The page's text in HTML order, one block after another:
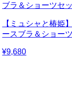
ブラ＆ショーツセ
【ミュシャと椿姫
ースブラ＆ショー
¥9,680